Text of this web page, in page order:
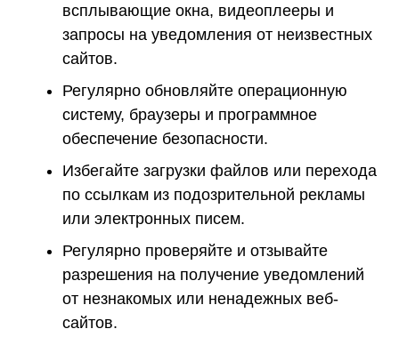
всплывающие окна, видеоплееры и
запросы на уведомления от неизвестных
сайтов.
Регулярно обновляйте операционную
систему, браузеры и программное
обеспечение безопасности.
Избегайте загрузки файлов или перехода
по ссылкам из подозрительной рекламы
или электронных писем.
Регулярно проверяйте и отзывайте
разрешения на получение уведомлений
от незнакомых или ненадежных веб-
сайтов.